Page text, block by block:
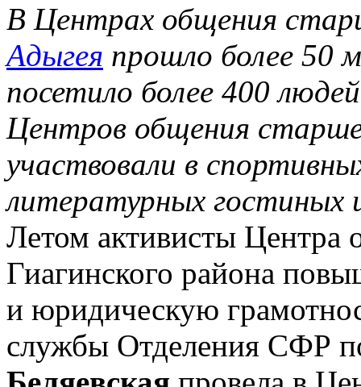
В Центрах общения
Адыгея прошло более 50
посетило более 400
Центров общения
участвовали в
литературных гостиных
Летом активисты Центра
Гиагинского района
и юридическую
службы Отделения СФР